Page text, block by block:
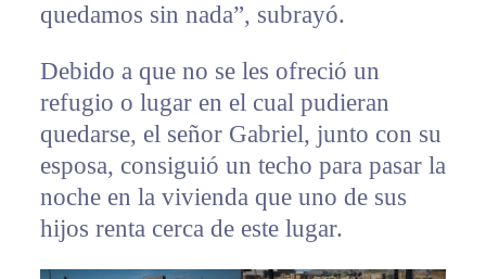
quedamos sin nada”, subrayó.
Debido a que no se les ofreció un
refugio o lugar en el cual pudieran
quedarse, el señor Gabriel, junto con su
esposa, consiguió un techo para pasar la
noche en la vivienda que uno de sus
hijos renta cerca de este lugar.